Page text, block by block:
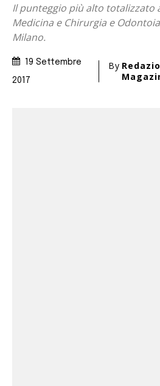
Il punteggio più alto totalizzato
Medicina e Chirurgia e
Milano.
19 Settembre
2017
By